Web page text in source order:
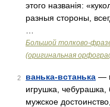
этого названія:
разныя стороны,
Большой толково-
(оригинальная
2 ванька-встанька —
игрушка, чебурашка,
мужское